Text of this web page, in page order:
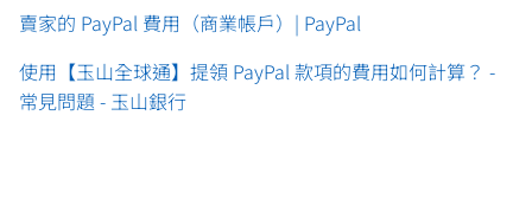
賣家的 PayPal 費用（商業帳戶）| PayPal
使用【玉山全球通】提領 PayPal 款項的費用如何計算？ -
常見問題 - 玉山銀行